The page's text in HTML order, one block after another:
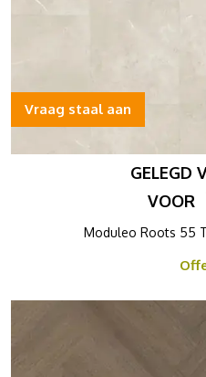
GELEGD
VOOR
Moduleo Roots 55
Vraag staal aan